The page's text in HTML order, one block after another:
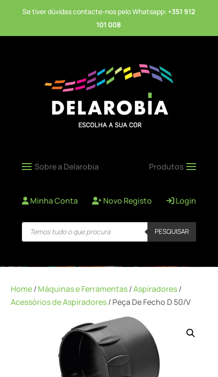
Se tiver dúvidas contacte-nos pelo Whatsapp: +351 912
101 008
Minha Conta Novo Registo Login
Products
search PESQUISAR
Home/Máquinas e Ferramentas/Aspiradores/
Acessórios de Aspiradores/ Peça De Fecho D 50/V